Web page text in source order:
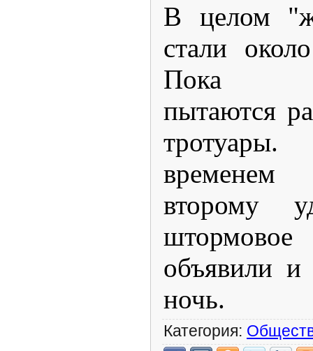
В целом
стали
Пока
пытаются
второму
штормовое
объявили
ночь.
Категория: